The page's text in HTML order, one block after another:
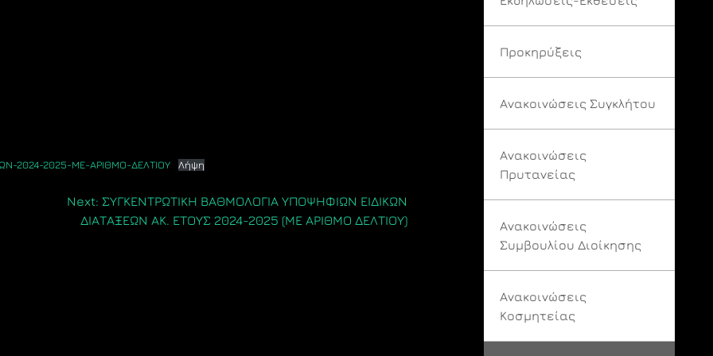
2024-2025-ΜΕ-ΑΡΙΘΜΟ-ΔΕΛΤΙΟΥ Λήψη
Next: ΣΥΓΚΕΝΤΡΩΤΙΚΗ ΒΑΘΜΟΛΟΓΙΑ ΥΠΟΨΗΦΙΩΝ ΕΙΔΙΚΩΝ
ΔΙΑΤΑΞΕΩΝ ΑΚ. ΕΤΟΥΣ 2024-2025 (ΜΕ ΑΡΙΘΜΟ ΔΕΛΤΙΟΥ)
Προκηρύξεις
Ανακοινώσεις Συγκλήτου
Ανακοινώσεις
Πρυτανείας
Ανακοινώσεις
Συμβουλίου Διοίκησης
Ανακοινώσεις
Κοσμητείας